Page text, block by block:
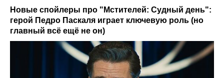
Новые спойлеры про "Мстителей: Судный день":
герой Педро Паскаля играет ключевую роль (но
главный всё ещё не он)